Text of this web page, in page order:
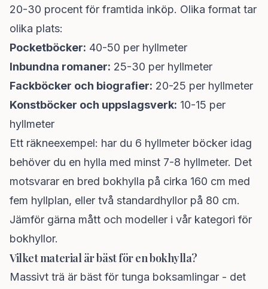
20-30 procent för framtida inköp. Olika format tar
olika plats:
Pocketböcker: 40-50 per hyllmeter
Inbundna romaner: 25-30 per hyllmeter
Fackböcker och biografier: 20-25 per hyllmeter
Konstböcker och uppslagsverk: 10-15 per
hyllmeter
Ett räkneexempel: har du 6 hyllmeter böcker idag
behöver du en hylla med minst 7-8 hyllmeter. Det
motsvarar en bred bokhylla på cirka 160 cm med
fem hyllplan, eller två standardhyllor på 80 cm.
Jämför gärna mått och modeller i vår kategori för
bokhyllor.
Vilket material är bäst för en bokhylla?
Massivt trä är bäst för tunga boksamlingar - det